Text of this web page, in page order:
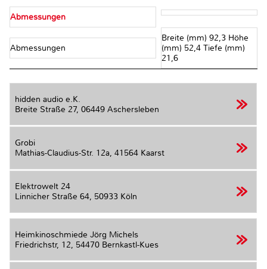
Abmessungen
Abmessungen
Breite (mm) 92,3 Höhe
(mm) 52,4 Tiefe (mm)
21,6
hidden audio e.K.
Breite Straße 27, 06449 Aschersleben
Grobi
Mathias-Claudius-Str. 12a, 41564 Kaarst
Elektrowelt 24
Linnicher Straße 64, 50933 Köln
Heimkinoschmiede Jörg Michels
Friedrichstr, 12, 54470 Bernkastl-Kues